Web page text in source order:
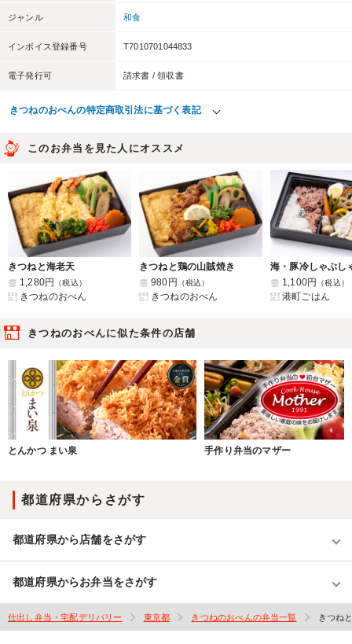
ジャンル 和食
インボイス登録番号 T7010701044833
電子発行可 請求書 / 領収書
きつねのおべんの特定商取引法に基づく表記
このお弁当を見た人にオススメ
きつねと海老天
1,280円
（税込）
きつねのおべん
きつねと鶏の山賊焼き
980円
（税込）
きつねのおべん
海・豚冷しゃぶし
1,100円
（税込）
港町ごはん
きつねのおべんに似た条件の店舗
とんかつ まい泉 手作り弁当のマザー
都道府県からさがす
都道府県から店舗をさがす
都道府県からお弁当をさがす
仕出し弁当・宅配デリバリー 東京都 きつねのおべんの弁当一覧 きつね